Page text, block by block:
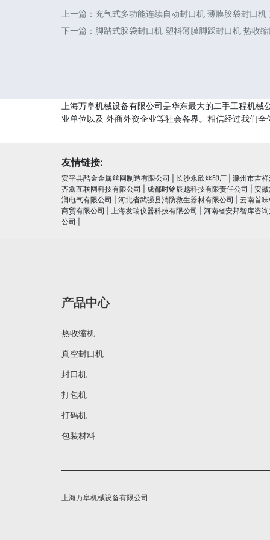
上一篇： 充气式多功能连续自动封口机 薄膜胶袋封口机
下一篇： 脚踏式胶袋封口机 塑料薄膜脚踩封口机 热收
上海万阜机械设备有限公司是华东最大的二手工程机
业单位以及 外商外资企业等社会各界。相信经过我们
友情链接:
安平县酷金金属丝网制造有限公司 长沙永欣丝印厂
滁州市吉
齐鑫互联网科技有限公司
成都时铭辰越科技有限责任公司
安
润电⽓有限公司
河北省武强县消防救生器材有限公司
云南首
商贸有限公司
上海发瑞仪器科技有限公司
河南省安邦智库咨
公司
产品中心
热收缩机
真空封口机
封口机
打包机
打码机
包装材料
上海万阜机械设备有限公司